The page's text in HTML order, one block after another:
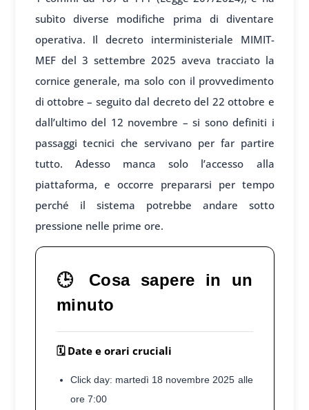
subìto diverse modifiche prima di diventare
operativa. Il decreto interministeriale MIMIT-
MEF del 3 settembre 2025 aveva tracciato la
cornice generale, ma solo con il provvedimento
di ottobre – seguito dal decreto del 22 ottobre e
dall’ultimo del 12 novembre – si sono definiti i
passaggi tecnici che servivano per far partire
tutto. Adesso manca solo l’accesso alla
piattaforma, e occorre prepararsi per tempo
perché il sistema potrebbe andare sotto
pressione nelle prime ore.
🕒 Cosa sapere in un
minuto
🗓️ Date e orari cruciali
Click day: martedì 18 novembre 2025 alle
ore 7:00